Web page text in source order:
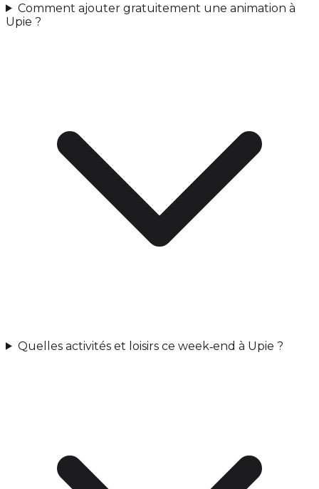
Comment ajouter gratuitement une animation à
Upie ?
Quelles activités et loisirs ce week‑end à Upie ?